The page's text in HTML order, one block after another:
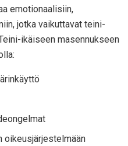
emotionaalisiin,
jotka vaikuttavat teini-
ikäiseen masennukseen
oikeusjärjestelmään